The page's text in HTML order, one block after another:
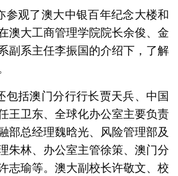
参观了澳大中银百年纪念大楼和
澳大工商管理学院院长余俊、金
副系主任李振国的介绍下，了解
包括澳门分行行长贾天兵、中国
王卫东、全球化办公室主要负责
部总经理魏晗光、风险管理部及
朱林、办公室主管徐策、澳门分
志瑜等。澳大副校长许敬文、校